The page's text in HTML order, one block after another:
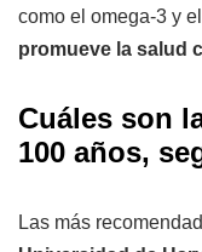
como el omega-3 y
promueve la salud
Cuáles son
100 años,
Las más